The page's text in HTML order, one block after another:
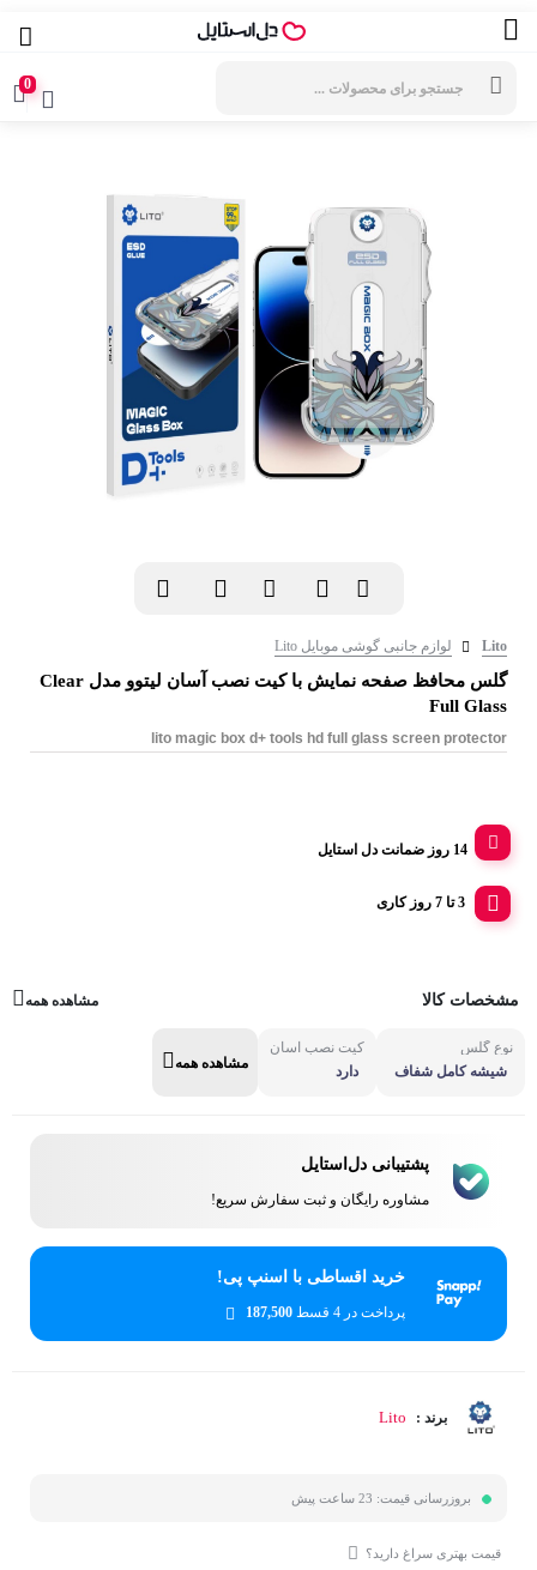
0
Lito لوازم جانبی گوشی موبایل Lito
گلس محافظ صفحه نمایش با کیت نصب آسان لیتوو مدل Clear
Full Glass
lito magic box d+ tools hd full glass screen protector
14 روز ضمانت دل استایل
3 تا 7 روز کاری
مشخصات کالا مشاهده همه
نوع گلس
شیشه کامل شفاف
کیت نصب آسان
دارد
مشاهده همه
پشتیبانی دل‌استایل
مشاوره رایگان و ثبت سفارش سریع!
خرید اقساطی با اسنپ پی!
پرداخت در 4 قسط 187,500
برند : Lito
بروزرسانی قیمت: 23 ساعت پیش
قیمت بهتری سراغ دارید؟